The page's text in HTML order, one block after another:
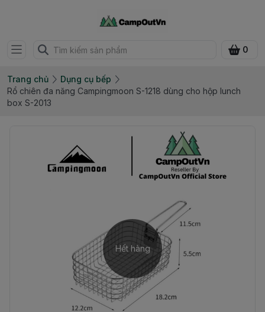
0
Trang chủ
Dụng cụ bếp
Rổ chiên đa năng Campingmoon S-1218 dùng cho hộp lunch
box S-2013
Hết hàng